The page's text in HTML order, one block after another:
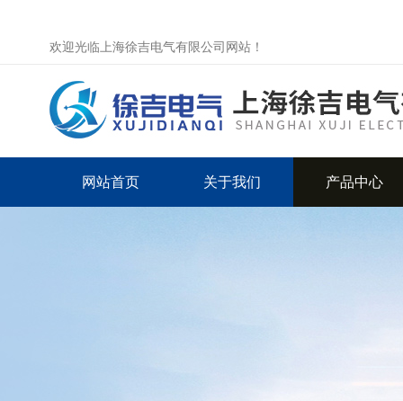
欢迎光临上海徐吉电气有限公司网站！
网站首页 关于我们 产品中心